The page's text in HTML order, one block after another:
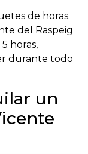
de horas.
del Raspeig
horas,
durante todo
un